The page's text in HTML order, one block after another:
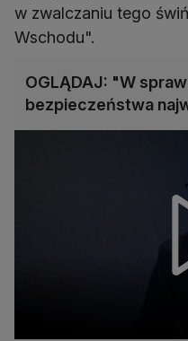
w zwalczaniu tego
Wschodu".
OGLĄDAJ: "W
bezpieczeństwa